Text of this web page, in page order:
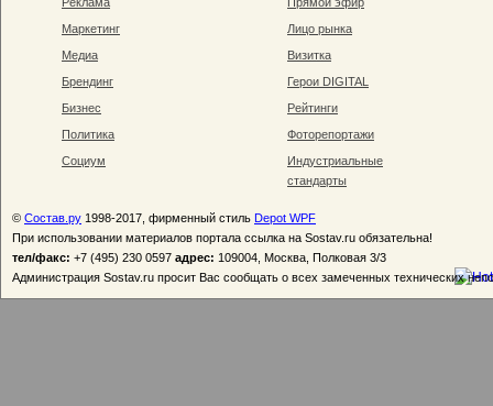
Маркетинг
Медиа
Брендинг
Бизнес
Политика
Социум
Лицо рынка
Визитка
Герои DIGITAL
Рейтинги
Фоторепортажи
Индустриальные
стандарты
© Состав.ру 1998-2017, фирменный стиль Depot WPF
При использовании материалов портала ссылка на Sostav.ru обязательна!
тел/факс: +7 (495) 230 0597 адрес: 109004, Москва, Полковая 3/3
Администрация Sostav.ru просит Вас сообщать о всех замеченных технических